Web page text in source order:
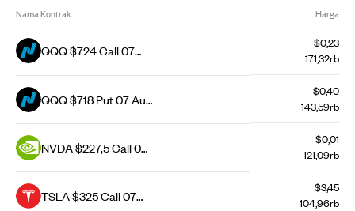
Nama Kontrak Harga
QQQ $724 Call 07
$0,23
171,32rb
QQQ $718 Put 07 Aug
$0,40
143,59rb
NVDA $227,5 Call 07
$0,01
121,09rb
TSLA $325 Call 07
$3,45
104,96rb